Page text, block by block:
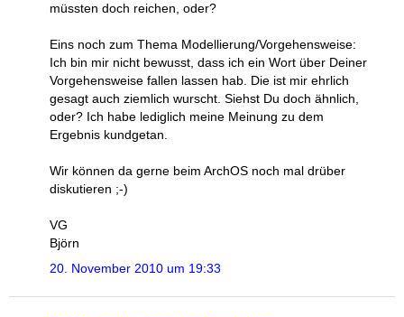
müssten doch reichen, oder?
Eins noch zum Thema Modellierung/Vorgehensweise:
Ich bin mir nicht bewusst, dass ich ein Wort über Deiner
Vorgehensweise fallen lassen hab. Die ist mir ehrlich
gesagt auch ziemlich wurscht. Siehst Du doch ähnlich,
oder? Ich habe lediglich meine Meinung zu dem
Ergebnis kundgetan.
Wir können da gerne beim ArchOS noch mal drüber
diskutieren ;-)
VG
Björn
20. November 2010 um 19:33